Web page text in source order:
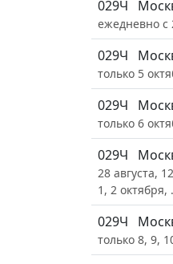
029Ч
ежедневно с
029Ч
только 5
029Ч
только 6
029Ч
28 августа,
1, 2 октября,
029Ч
только 8, 9,